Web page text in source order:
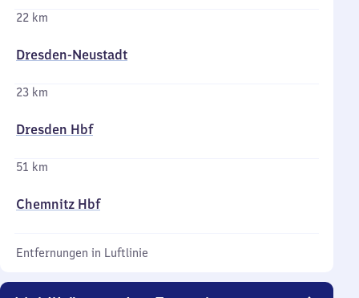
22 km
Dresden-Neustadt
23 km
Dresden Hbf
51 km
Chemnitz Hbf
Entfernungen in Luftlinie